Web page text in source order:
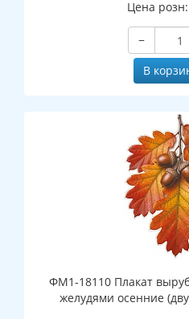
Цена розн:
−
В
ФМ1-18110 Плакат
желудями осенние